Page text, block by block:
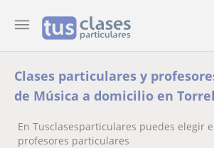
Clases particulares y
de Música a domicilio en
En Tusclasesparticulares puedes elegir
profesores particulares